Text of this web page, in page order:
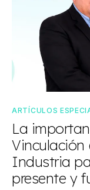
ARTÍCULOS
La
Vinculación
Industria
presente y